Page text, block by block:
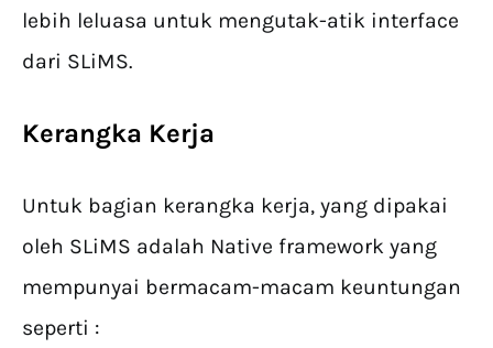
lebih leluasa untuk mengutak-atik interface
dari SLiMS.
Kerangka Kerja
Untuk bagian kerangka kerja, yang dipakai
oleh SLiMS adalah Native framework yang
mempunyai bermacam-macam keuntungan
seperti :